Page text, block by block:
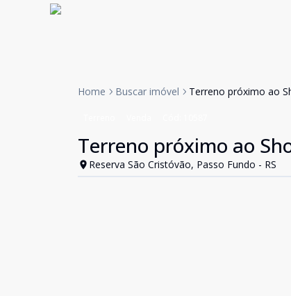
Home Buscar imóvel Terreno próximo ao
Terreno próximo ao
Reserva São Cristóvão, Passo Fundo - RS